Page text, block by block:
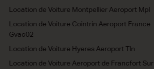
Location de Voiture Montpellier Aeroport Mpl
Location de Voiture Cointrin Aeroport France
Gvac02
Location de Voiture Hyeres Aeroport Tln
Location de Voiture Aeroport de Francfort Sur